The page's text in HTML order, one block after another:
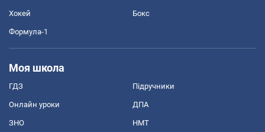
Хокей Бокс
Формула-1
Моя школа
ГДЗ Підручники
Онлайн уроки ДПА
ЗНО НМТ